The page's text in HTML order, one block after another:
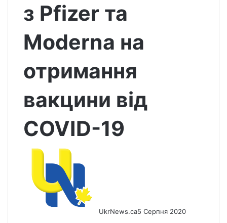
з Pfizer та
Moderna на
отримання
вакцини від
COVID-19
UkrNews.ca5 Серпня 2020